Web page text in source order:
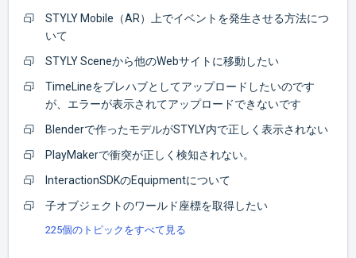
STYLY Mobile（AR）上でイベントを発生させる方法につ
いて
STYLY Sceneから他のWebサイトに移動したい
TimeLineをプレハブとしてアップロードしたいのです
が、エラーが表示されてアップロードできないです
Blenderで作ったモデルがSTYLY内で正しく表示されない
PlayMakerで衝突が正しく検知されない。
InteractionSDKのEquipmentについて
子オブジェクトのワールド座標を取得したい
225個のトピックをすべて見る